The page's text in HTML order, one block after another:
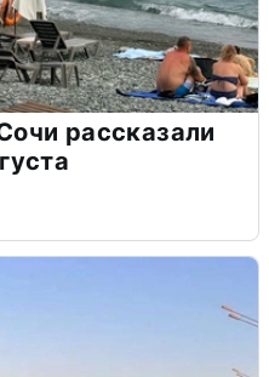
рассказали